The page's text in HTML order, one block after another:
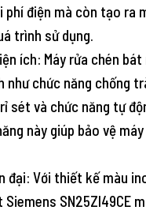
điện mà còn tạo ra
trình sử dụng.
ích: Máy rửa chén
như chức năng chống
sét và chức năng tự
này giúp bảo vệ
đại: Với thiết kế màu
SN25ZI49CE